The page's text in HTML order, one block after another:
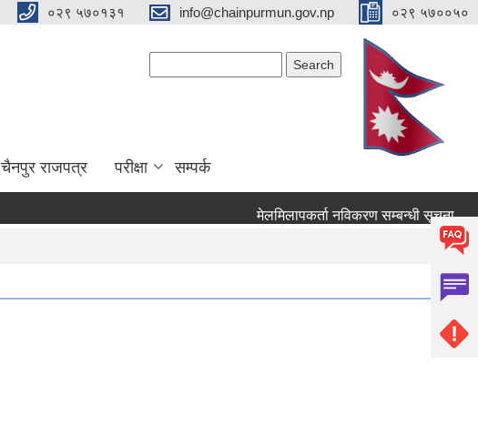
०२९ ५७०१३१ info@chainpurmun.gov.np ०२९ ५७००५०
चैनपुर राजपत्र परीक्षा सम्पर्क
मेलमिलापकर्ता नविकरण सम्बन्धी सूचना